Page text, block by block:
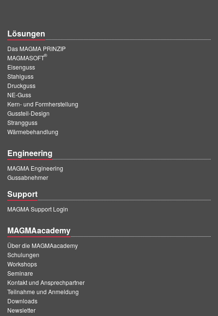
TR
MAGMA China
EN
ZH
MAGMA Indien
EN
EN
KO
Lösungen
Das MAGMA PRINZIP
MAGMASOFT
®
Eisenguss
Stahlguss
Druckguss
NE-Guss
Kern- und Formherstellung
Gussteil-Design
Strangguss
Wärmebehandlung
Engineering
MAGMA Engineering
Gussabnehmer
Support
MAGMA Support Login
MAGMAacademy
Über die MAGMAacademy
Schulungen
Workshops
Seminare
Kontakt und Ansprechpartner
Teilnahme und Anmeldung
Downloads
Newsletter